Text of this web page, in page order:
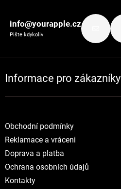
info@yourapple.cz
Pište kdykoliv
Informace pro zákazníky
Obchodní podmínky
Reklamace a vráceni
Doprava a platba
Ochrana osobních údajů
Kontakty